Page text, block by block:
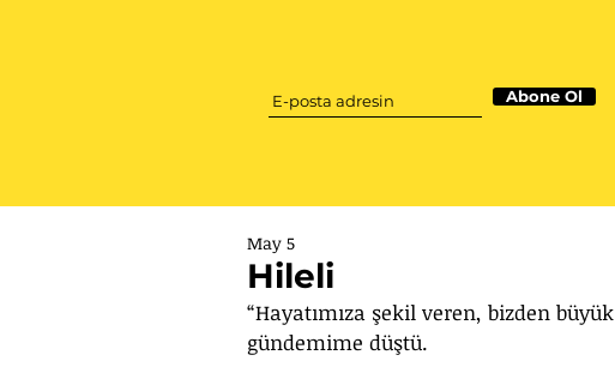
Abone Ol
Hileli
May 5
“Hayatımıza şekil veren, bizden
gündemime düştü.